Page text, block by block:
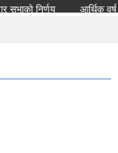
निर्णय आर्थिक वर्ष